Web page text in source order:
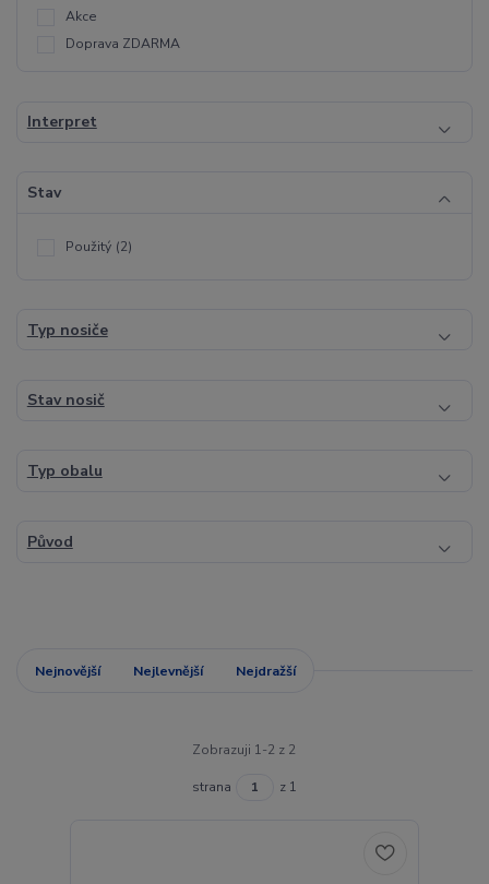
Akce
Doprava ZDARMA
Interpret
Stav
Použitý (2)
Typ nosiče
Stav nosič
Typ obalu
Původ
Nejnovější Nejlevnější Nejdražší
Zobrazuji 1-2 z 2
strana z 1